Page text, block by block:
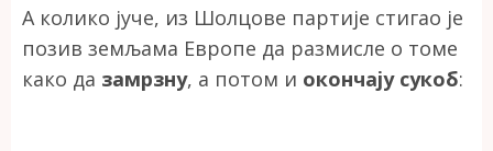
А колико јуче, из Шолцове партије стигао је
позив земљама Европе да размисле о томе
како да замрзну, а потом и окончају сукоб: